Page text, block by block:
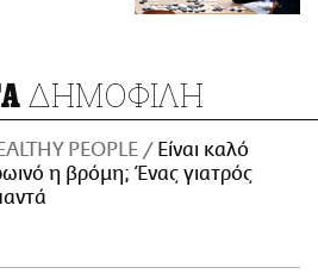
ΔΗΜΟΦΙΛΗ
PEOPLE
Είναι καλό
η βρόμη; Ένας γιατρός